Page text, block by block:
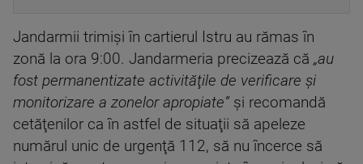
Jandarmii trimişi în cartierul Istru au rămas în
zonă la ora 9:00. Jandarmeria precizează că „au
fost permanentizate activităţile de verificare şi
monitorizare a zonelor apropiate” şi recomandă
cetăţenilor ca în astfel de situaţii să apeleze
numărul unic de urgenţă 112, să nu încerce să